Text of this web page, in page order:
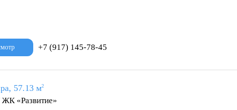
+7 (917) 145-78-45
57.13 м2
ЖК «Развитие»